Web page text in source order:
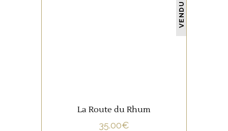
VENDU
La Route du Rhum
35.00€